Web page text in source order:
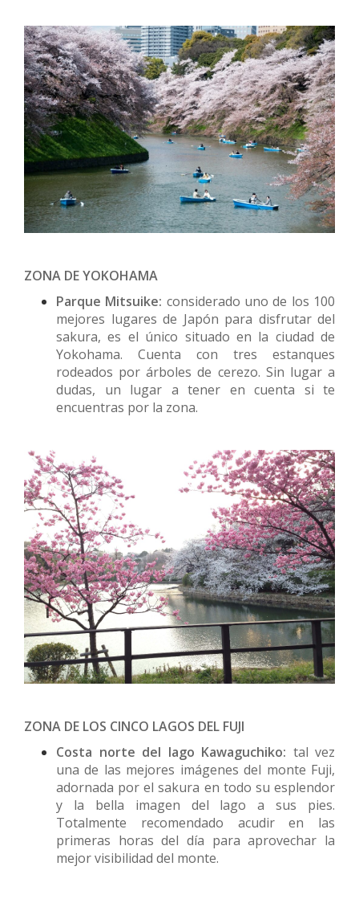
ZONA DE YOKOHAMA
Parque Mitsuike: considerado uno de los 100
mejores lugares de Japón para disfrutar del
sakura, es el único situado en la ciudad de
Yokohama. Cuenta con tres estanques
rodeados por árboles de cerezo. Sin lugar a
dudas, un lugar a tener en cuenta si te
encuentras por la zona.
ZONA DE LOS CINCO LAGOS DEL FUJI
Costa norte del lago Kawaguchiko: tal vez
una de las mejores imágenes del monte Fuji,
adornada por el sakura en todo su esplendor
y la bella imagen del lago a sus pies.
Totalmente recomendado acudir en las
primeras horas del día para aprovechar la
mejor visibilidad del monte.